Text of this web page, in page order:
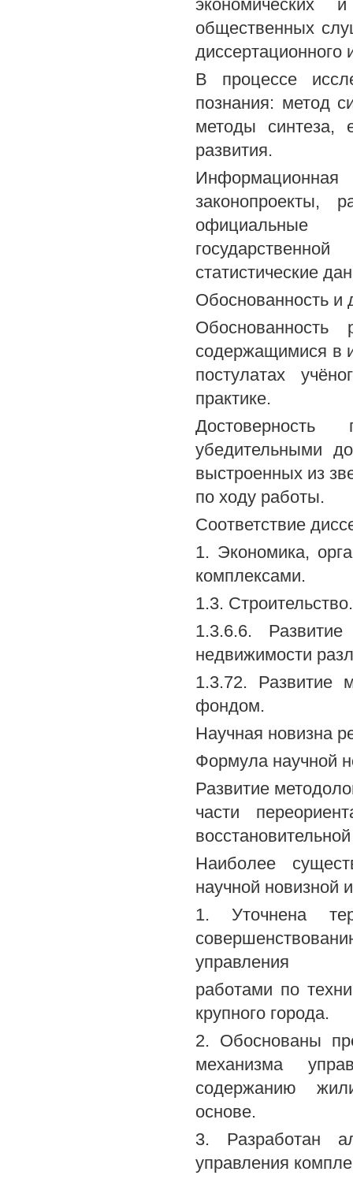
общественных
диссертационного
В процессе
познания: метод
методы синтеза,
развития.
законопроекты,
официальные
статистические
Обоснованность и
Обоснованность
содержащимися в
постулатах
практике.
Достоверность
убедительными
выстроенных из
по ходу работы.
Соответствие
1. Экономика,
комплексами.
1.3. Строительство.
1.3.6.6.
недвижимости
1.3.72. Развитие
фондом.
Научная новизна
Формула научной
Развитие
части
Наиболее
научной новизной
1. Уточнена
управления
работами по
крупного города.
2. Обоснованы
механизма
содержанию
основе.
3. Разработан
управления